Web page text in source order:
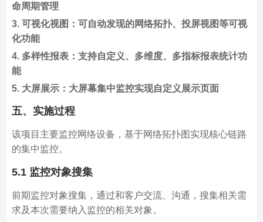
命周期管理
3. 可视化视图：可自动发现的网络拓扑、投屏视图等可视
化功能
4. 多样性报表：支持自定义、多维度、多指标报表统计功
能
5. 大屏展示：大屏幕集中监控实现自定义展示页面
五、实施过程
该项目主要监控网络设备，基于网络拓扑图实现核心链路
的集中监控。
5.1 监控对象搜集
前期监控对象搜集，通过和客户交流、沟通，搜集相关需
求及本次需要纳入监控的相关对象。